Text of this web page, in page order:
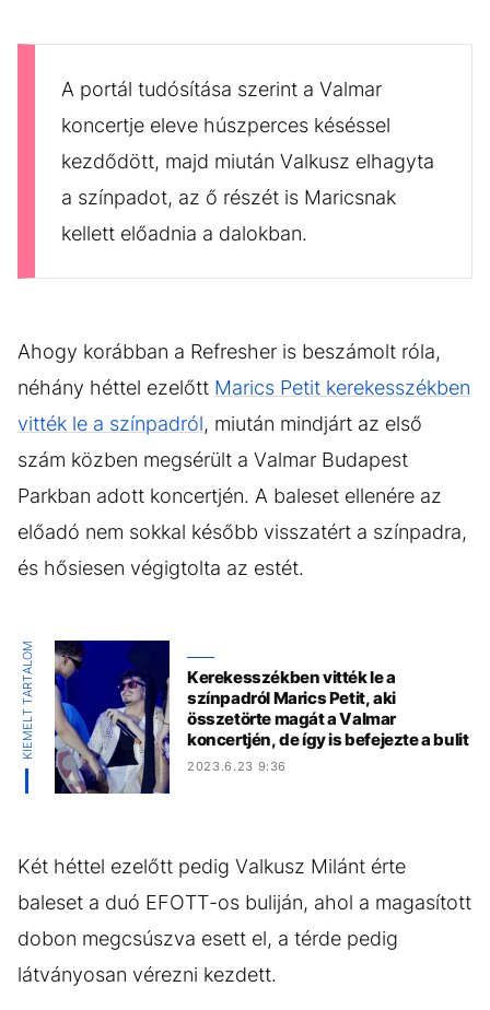
A portál tudósítása szerint a Valmar
koncertje eleve húszperces késéssel
kezdődött, majd miután Valkusz elhagyta
a színpadot, az ő részét is Maricsnak
kellett előadnia a dalokban.
Ahogy korábban a Refresher is beszámolt róla,
néhány héttel ezelőtt Marics Petit kerekesszékben
vitték le a színpadról, miután mindjárt az első
szám közben megsérült a Valmar Budapest
Parkban adott koncertjén. A baleset ellenére az
előadó nem sokkal később visszatért a színpadra,
és hősiesen végigtolta az estét.
KIEMELT TARTALOM
Kerekesszékben vitték le a
színpadról Marics Petit, aki
összetörte magát a Valmar
koncertjén, de így is befejezte a bulit
2023.6.23 9:36
Két héttel ezelőtt pedig Valkusz Milánt érte
baleset a duó EFOTT-os buliján, ahol a magasított
dobon megcsúszva esett el, a térde pedig
látványosan vérezni kezdett.